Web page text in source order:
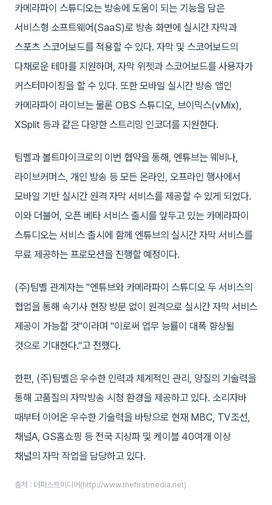
카메라파이 스튜디오는 방송에 도움이 되는 기능을 담은
서비스형 소프트웨어(SaaS)로 방송 화면에 실시간 자막과
스포츠 스코어보드를 적용할 수 있다. 자막 및 스코어보드의
다채로운 테마를 지원하며, 자막 위젯과 스코어보드를 사용자가
커스터마이징을 할 수 있다. 또한 모바일 실시간 방송 앱인
카메라파이 라이브는 물론 OBS 스튜디오, 브이믹스(vMix),
XSplit 등과 같은 다양한 스트리밍 인코더를 지원한다.
팀벨과 볼트마이크로의 이번 협약을 통해, 엔튜브는 웨비나,
라이브커머스, 개인 방송 등 모든 온라인, 오프라인 행사에서
모바일 기반 실시간 원격 자막 서비스를 제공할 수 있게 되었다.
이와 더불어, 오픈 베타 서비스 출시를 앞두고 있는 카메라파이
스튜디오는 서비스 출시에 함께 엔튜브의 실시간 자막 서비스를
무료 제공하는 프로모션을 진행할 예정이다.
(주)팀벨 관계자는 "엔튜브와 카메라파이 스튜디오 두 서비스의
협업을 통해 속기사 현장 방문 없이 원격으로 실시간 자막 서비스
제공이 가능할 것"이라며 "이로써 업무 능률이 대폭 향상될
것으로 기대한다."고 전했다.
한편, (주)팀벨은 우수한 인력과 체계적인 관리, 양질의 기술력을
통해 고품질의 자막방송 시청 환경을 제공하고 있다. 소리자바
때부터 이어온 우수한 기술력을 바탕으로 현재 MBC, TV조선,
채널A, GS홈쇼핑 등 전국 지상파 및 케이블 40여개 이상
채널의 자막 작업을 담당하고 있다.
출처 : 더퍼스트미디어(http://www.thefirstmedia.net)